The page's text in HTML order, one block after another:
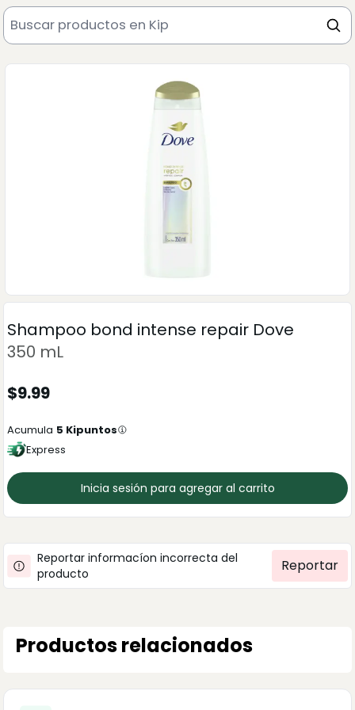
Shampoo bond intense repair Dove
350 mL
$9.99
Acumula 5 Kipuntos
Express
Inicia sesión para agregar al carrito
Reportar informacíon incorrecta del
producto
Reportar
Productos relacionados